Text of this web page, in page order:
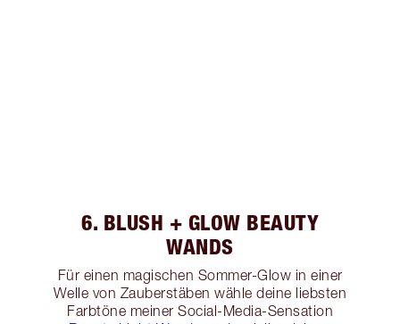
6. BLUSH + GLOW BEAUTY
WANDS
Für einen magischen Sommer-Glow in einer
Welle von Zauberstäben wähle deine liebsten
Farbtöne meiner Social-Media-Sensation